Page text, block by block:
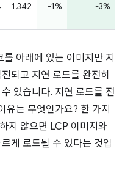
1,342 -1% -3%
아래에 있는 이미지만 지
되고 지연 로드를 완전히
있습니다. 지연 로드를 전
유는 무엇인가요? 한 가지
지 않으면 LCP 이미지와
게 로드될 수 있다는 것입